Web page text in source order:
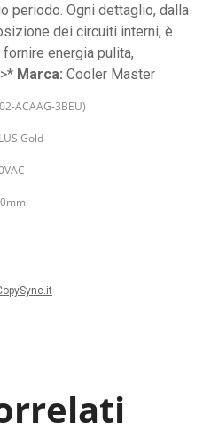
periodo. Ogni dettaglio, dalla
dei circuiti interni, è
energia pulita,
Marca: Cooler Master
ACAAG-3BEU)
Gold